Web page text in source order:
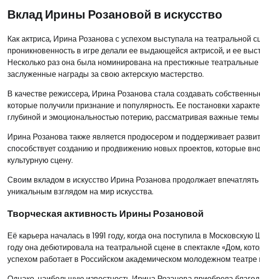
Вклад Ирины Розановой в искусство
Как актриса, Ирина Розанова с успехом выступала на театральной
проникновенность в игре делали ее выдающейся актрисой, и ее
Несколько раз она была номинирована на престижные
заслуженные награды за свою актерскую мастерство.
В качестве режиссера, Ирина Розанова стала создавать
которые получили признание и популярность. Ее постановки
глубиной и эмоциональностью потерию, рассматривая важные темы
Ирина Розанова также является продюсером и поддерживает
способствует созданию и продвижению новых проектов, которые
культурную сцену.
Своим вкладом в искусство Ирина Розанова продолжает
уникальным взглядом на мир искусства.
Творческая активность Ирины Розановой
Её карьера началась в 1991 году, когда она поступила в
году она дебютировала на театральной сцене в спектакле «Дом,
успехом работает в Российском академическом молодежном